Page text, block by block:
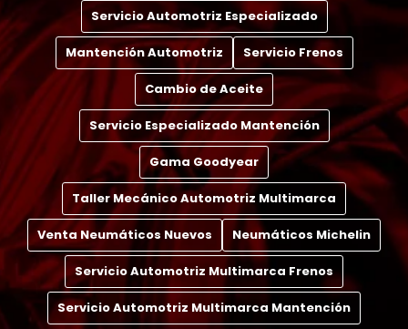
Servicio Automotriz Especializado
Mantención Automotriz Servicio Frenos
Cambio de Aceite
Servicio Especializado Mantención
Gama Goodyear
Taller Mecánico Automotriz Multimarca
Venta Neumáticos Nuevos Neumáticos Michelin
Servicio Automotriz Multimarca Frenos
Servicio Automotriz Multimarca Mantención